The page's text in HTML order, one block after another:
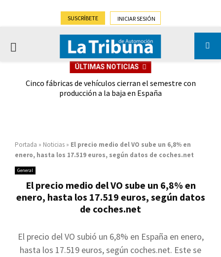
SUSCRÍBETE INICIAR SESIÓN
PRIMARY
ÚLTIMAS NOTICIAS
Cinco fábricas de vehículos cierran el semestre con
producción a la baja en España
Portada » Noticias » El precio medio del VO sube un 6,8% en
enero, hasta los 17.519 euros, según datos de coches.net
General
El precio medio del VO sube un 6,8% en
enero, hasta los 17.519 euros, según datos
de coches.net
El precio del VO subió un 6,8% en España en enero,
hasta los 17.519 euros, según coches.net. Este se